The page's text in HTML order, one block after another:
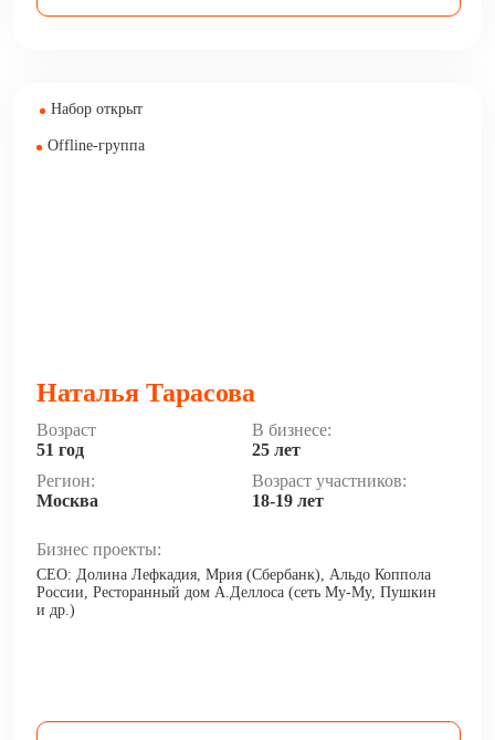
Набор открыт
Offline-группа
Наталья Тарасова
Возраст
51 год
В бизнесе:
25 лет
Регион:
Москва
Возраст участников:
18-19 лет
Бизнес проекты:
CEO: Долина Лефкадия, Мрия (Сбербанк), Альдо Коппола
России, Ресторанный дом А.Деллоса (сеть Му-Му, Пушкин
и др.)